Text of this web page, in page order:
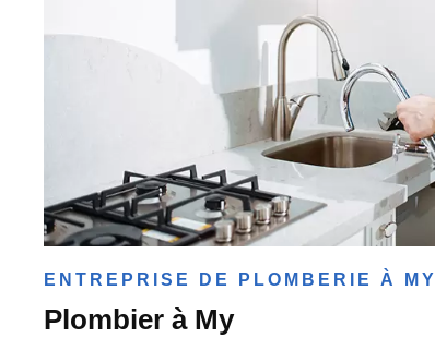
ENTREPRISE DE PLOMBERIE À MY
Plombier à My